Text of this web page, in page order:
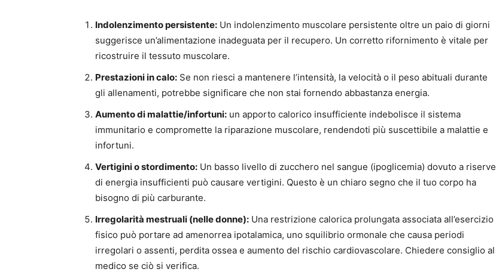
Indolenzimento persistente: Un indolenzimento muscolare persistente oltre un paio di giorni
suggerisce un’alimentazione inadeguata per il recupero. Un corretto rifornimento è vitale per
ricostruire il tessuto muscolare.
Prestazioni in calo: Se non riesci a mantenere l’intensità, la velocità o il peso abituali durante
gli allenamenti, potrebbe significare che non stai fornendo abbastanza energia.
Aumento di malattie/infortuni: un apporto calorico insufficiente indebolisce il sistema
immunitario e compromette la riparazione muscolare, rendendoti più suscettibile a malattie e
infortuni.
Vertigini o stordimento: Un basso livello di zucchero nel sangue (ipoglicemia) dovuto a riserve
di energia insufficienti può causare vertigini. Questo è un chiaro segno che il tuo corpo ha
bisogno di più carburante.
Irregolarità mestruali (nelle donne): Una restrizione calorica prolungata associata all’esercizio
fisico può portare ad amenorrea ipotalamica, uno squilibrio ormonale che causa periodi
irregolari o assenti, perdita ossea e aumento del rischio cardiovascolare. Chiedere consiglio al
medico se ciò si verifica.